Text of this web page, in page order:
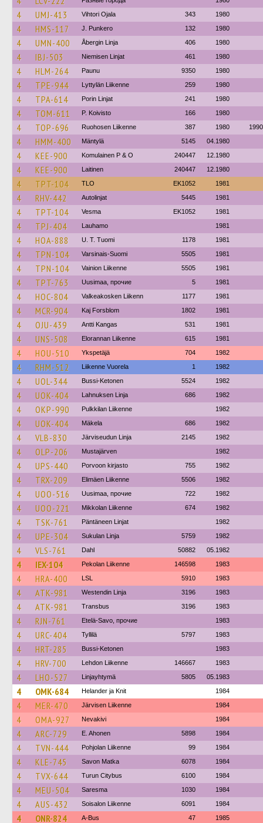
4 UMJ-413 Vihtori Ojala 343 1980
4 HMS-117 J. Punkero 132 1980
4 UMN-400 Åbergin Linja 406 1980
4 IBJ-503 Niemisen Linjat 461 1980
4 HLM-264 Paunu 9350 1980
4 TPE-944 Lyttylän Liikenne 259 1980
4 TPA-614 Porin Linjat 241 1980
4 TOM-611 P. Koivisto 166 1980
4 TOP-696 Ruohosen Liikenne 387 1980 1990
4 HMM-400 Mäntylä 5145 04.1980
4 KEE-900 Komulainen P & O 240447 12.1980
4 KEE-900 Laitinen 240447 12.1980
4 TPT-104 TLO EK1052 1981
4 RHV-442 Autolinjat 5445 1981
4 TPT-104 Vesma EK1052 1981
4 TPJ-404 Lauhamo 1981
4 HOA-888 U. T. Tuomi 1178 1981
4 TPN-104 Varsinais-Suomi 5505 1981
4 TPN-104 Vainion Liikenne 5505 1981
4 TPT-763 Uusimaa, прочие 5 1981
4 HOC-804 Valkeakosken Liikenn 1177 1981
4 MCR-904 Kaj Forsblom 1802 1981
4 OJU-439 Antti Kangas 531 1981
4 UNS-508 Elorannan Liikenne 615 1981
4 HOU-510 Ykspetäjä 704 1982
4 RHM-512 Liikenne Vuorela 1 1982
4 UOL-344 Bussi-Ketonen 5524 1982
4 UOK-404 Lahnuksen Linja 686 1982
4 OKP-990 Pulkkilan Liikenne 1982
4 UOK-404 Mäkela 686 1982
4 VLB-830 Järviseudun Linja 2145 1982
4 OLP-206 Mustajärven 1982
4 UPS-440 Porvoon kirjasto 755 1982
4 TRX-209 Elimäen Liikenne 5506 1982
4 UOO-516 Uusimaa, прочие 722 1982
4 UOO-221 Mikkolan Liikenne 674 1982
4 TSK-761 Päntäneen Linjat 1982
4 UPE-304 Sukulan Linja 5759 1982
4 VLS-761 Dahl 50882 05.1982
4 IEX-104 Pekolan Liikenne 146598 1983
4 HRA-400 LSL 5910 1983
4 ATK-981 Westendin Linja 3196 1983
4 ATK-981 Transbus 3196 1983
4 RJN-761 Etelä-Savo, прочие 1983
4 URC-404 Tyllilä 5797 1983
4 HRT-285 Bussi-Ketonen 1983
4 HRV-700 Lehdon Liikenne 146667 1983
4 LHO-527 Linjayhtymä 5805 05.1983
4 OMK-684 Helander ja Knit 1984
4 MER-470 Järvisen Liikenne 1984
4 OMA-927 Nevakivi 1984
4 ARC-729 E. Ahonen 5898 1984
4 TVN-444 Pohjolan Liikenne 99 1984
4 KLE-745 Savon Matka 6078 1984
4 TVX-644 Turun Citybus 6100 1984
4 MEU-504 Saresma 1030 1984
4 AUS-432 Soisalon Liikenne 6091 1984
4 ONR-824 A-Bus 47 1985